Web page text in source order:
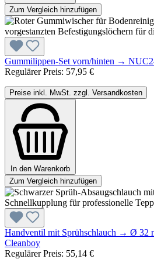
Zum Vergleich hinzufügen
Gummilippen-Set vorn/hinten →
Regulärer Preis: 57,95 €
Preise inkl. MwSt. zzgl. Versandkosten
In den Warenkorb
Zum Vergleich hinzufügen
Handventil mit Sprühschlauch → Ø 32
Cleanboy
Regulärer Preis: 55,14 €